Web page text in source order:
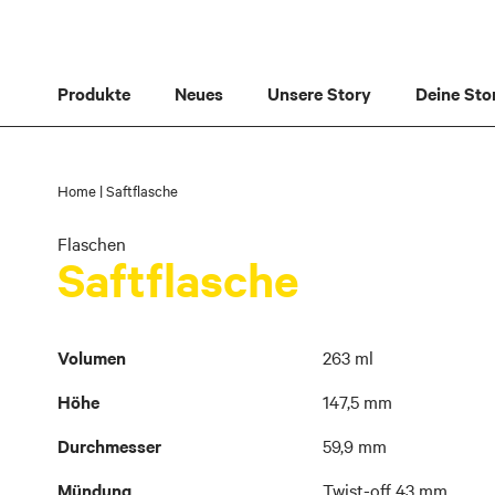
Produkte Neues Unsere Story Deine
Home Saftflasche
Flaschen
Saftflasche
Weitere
Volumen
263 ml
Höhe
147,5 mm
Durchmesser
59,9 mm
Mündung
Twist-off 43 mm